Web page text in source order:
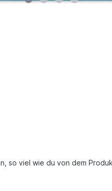
so viel wie du von dem